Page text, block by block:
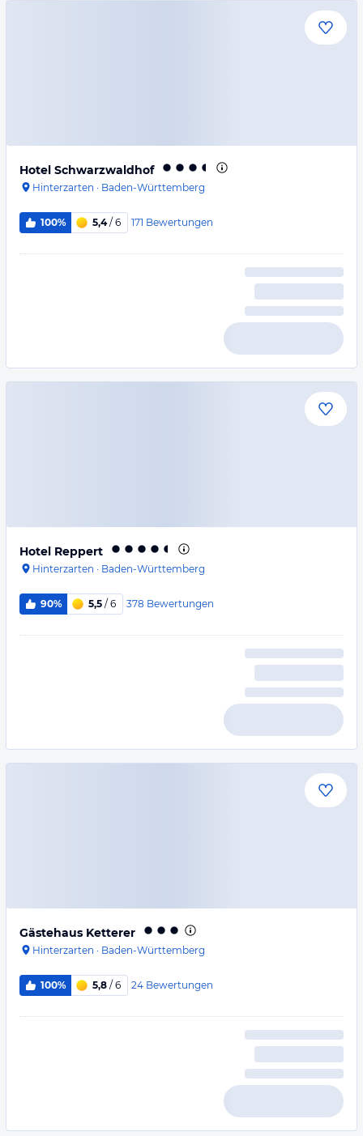
Hotel Schwarzwaldhof
Hinterzarten · Baden-Württemberg
100% 5,4/ 6 171 Bewertungen
Hotel Reppert
Hinterzarten · Baden-Württemberg
90% 5,5 / 6 378 Bewertungen
Gästehaus Ketterer
Hinterzarten · Baden-Württemberg
100% 5,8 / 6 24 Bewertungen